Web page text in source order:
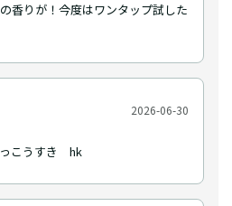
香りが！今度はワンタップ試した
2026-06-30
っこうすき hk